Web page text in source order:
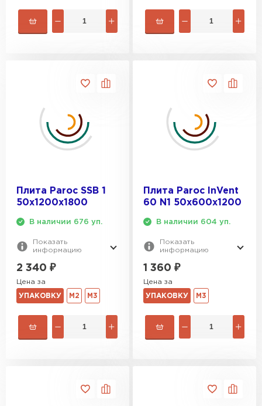
Плита Paroc SSB 1
50х1200х1800
В наличии 676 уп.
Показать
информацию
2 340 ₽
Цена за
УПАКОВКУ М2 М3
Плита Paroc InVent
60 N1 50х600х1200
В наличии 604 уп.
Показать
информацию
1 360 ₽
Цена за
УПАКОВКУ М3